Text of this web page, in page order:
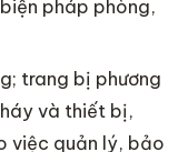
pháp phòng,
trang bị phương
và thiết bị,
việc quản lý, bảo